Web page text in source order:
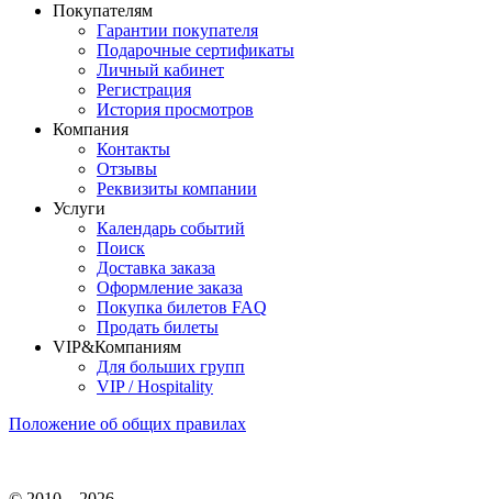
Покупателям
Гарантии покупателя
Подарочные сертификаты
Личный кабинет
Регистрация
История просмотров
Компания
Контакты
Отзывы
Реквизиты компании
Услуги
Календарь событий
Поиск
Доставка заказа
Оформление заказа
Покупка билетов FAQ
Продать билеты
VIP&Компаниям
Для больших групп
VIP / Hospitality
Положение об общих правилах